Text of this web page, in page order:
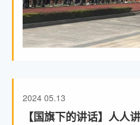
2024 05.13
【国旗下的讲话】人人